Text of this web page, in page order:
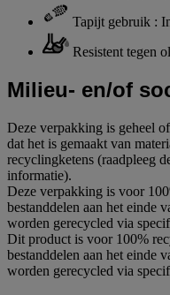
Tapijt gebruik :
Resistent tegen
Milieu- en/of
Deze verpakking is geheel
dat het is gemaakt van
recyclingketens (raadpleeg
informatie).
Deze verpakking is voor
bestanddelen aan het einde
worden gerecycled via
Dit product is voor 100%
bestanddelen aan het einde
worden gerecycled via